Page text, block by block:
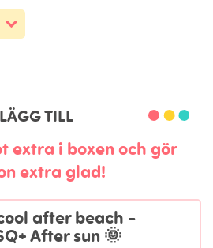
LÄGG TILL
extra i boxen och gör
extra glad!
after beach -
After sun 🌞